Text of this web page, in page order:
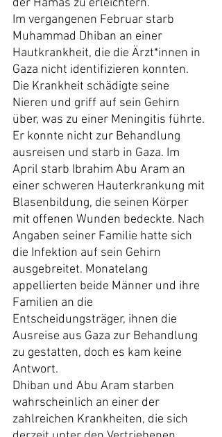
der Hamas zu erleichtern.
Im vergangenen Februar starb
Muhammad Dhiban an einer
Hautkrankheit, die die Ärzt*innen in
Gaza nicht identifizieren konnten.
Die Krankheit schädigte seine
Nieren und griff auf sein Gehirn
über, was zu einer Meningitis führte.
Er konnte nicht zur Behandlung
ausreisen und starb in Gaza. Im
April starb Ibrahim Abu Aram an
einer schweren Hauterkrankung mit
Blasenbildung, die seinen Körper
mit offenen Wunden bedeckte. Nach
Angaben seiner Familie hatte sich
die Infektion auf sein Gehirn
ausgebreitet. Monatelang
appellierten beide Männer und ihre
Familien an die
Entscheidungsträger, ihnen die
Ausreise aus Gaza zur Behandlung
zu gestatten, doch es kam keine
Antwort.
Dhiban und Abu Aram starben
wahrscheinlich an einer der
zahlreichen Krankheiten, die sich